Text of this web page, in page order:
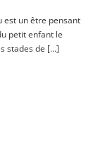
est un être pensant
petit enfant le
stades de […]